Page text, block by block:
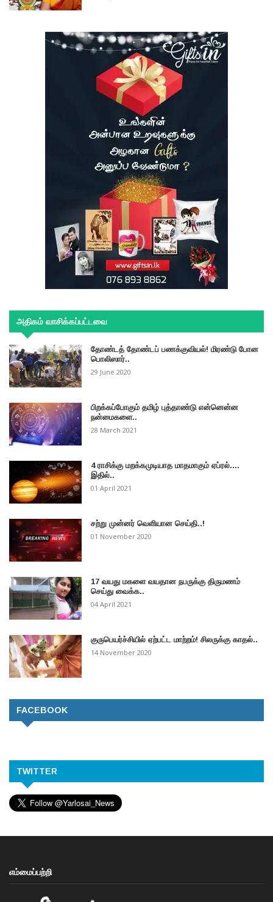
அதிகம் வாசிக்கப்பட்டவை
தோண்டத் தோண்டப் பணக்குவியல்! மிரண்டு போன
பொலிஸார்..
29 June 2020
பிறக்கப்போகும் தமிழ் புத்தாண்டு என்னென்ன
நன்மைகளை..
28 March 2021
4 ராசிக்கு மறக்கமுடியாத மாதமாகும் ஏப்ரல்....
இதில்..
01 April 2021
சற்று முன்னர் வெளியான செய்தி..!
01 November 2020
17 வயது மகளை வயதான நபருக்கு திருமணம்
செய்து வைக்க..
04 April 2021
குருபெயர்ச்சியில் ஏற்பட்ட மாற்றம்! சிலருக்கு காதல்..
14 November 2020
FACEBOOK
TWITTER
எம்மைப்பற்றி